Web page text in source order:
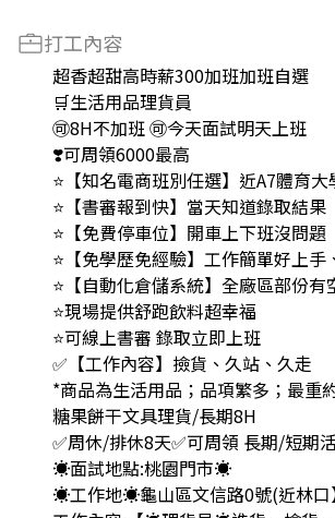
打工內容
超香超甜高時薪300加班加班自選
🛒生活用品理貨員
🉑️8H不加班 🉑️今天面試明天上班
❣️可周領6000最高
⭐【知名電商班別任選】近A7體育大
⭐【書審報到快】當天知道錄取結果
⭐【免費停車位】開車上下班沒問題
⭐【免學歷免經驗】工作簡單好上
⭐【自動化倉儲系統】全廠區部份有
⭐現場提供舒跑飲料超幸福
⭐可線上書審 錄取立即上班
✅【工作內容】撿貨、久站、久走
*商品為生活用品；品項繁多；最重
糖果餅干文具理貨/長期8H
✅周休/排休8天✅可周領 長期/短期
☀️面試地點:桃園門市☀️
☀️工作地☀️龜山區文信路0號(近林口